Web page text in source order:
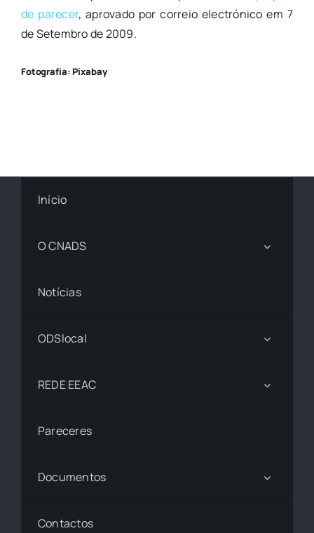
de parecer, aprovado por correio electrónico em 7
de Setembro de 2009.
Fotografia: Pixabay
Início
O CNADS
Notícias
ODSlocal
REDE EEAC
Pareceres
Documentos
Contactos